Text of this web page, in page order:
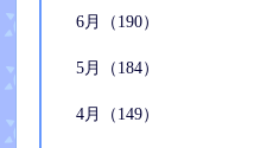
6月（190）
5月（184）
4月（149）